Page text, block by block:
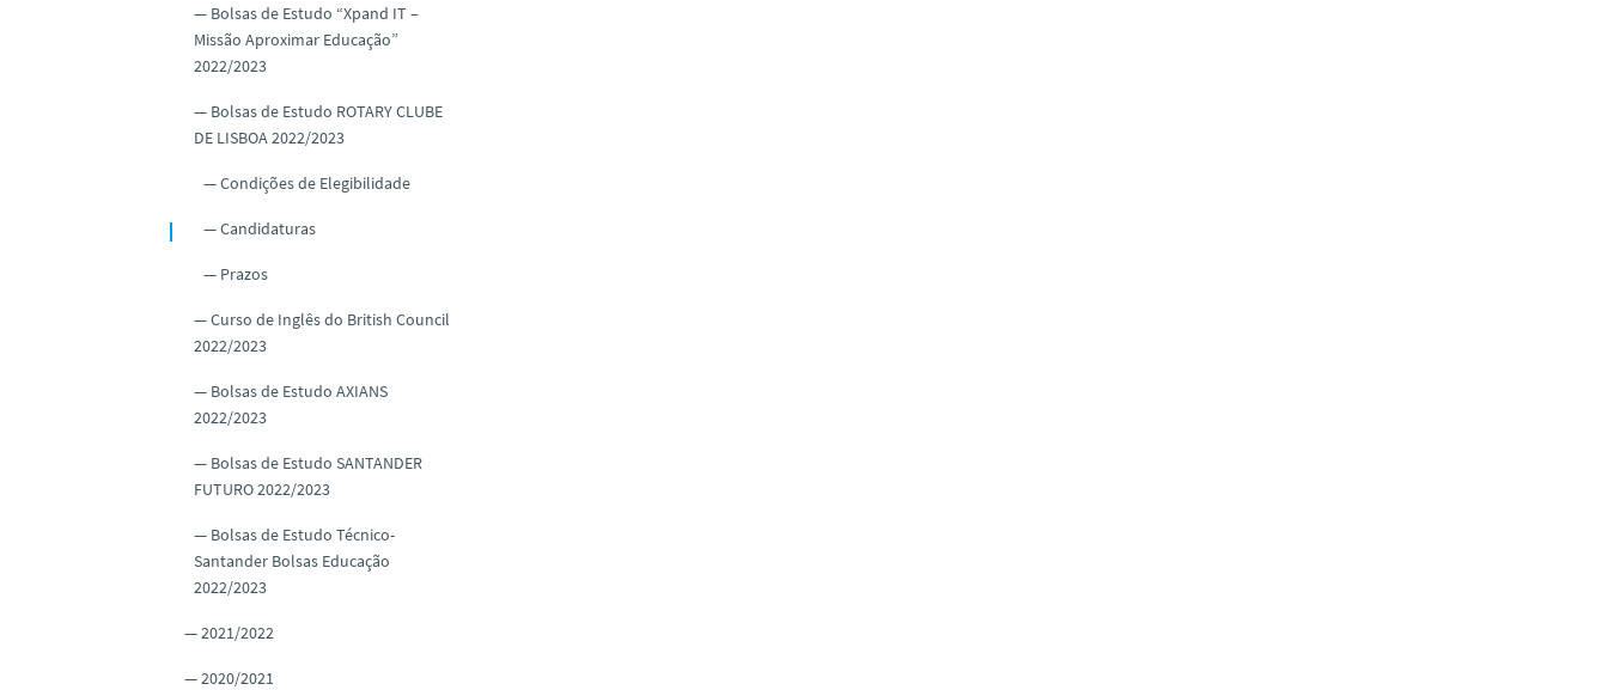
Bolsas de Estudo “Xpand IT –
Missão Aproximar Educação”
2022/2023
Bolsas de Estudo ROTARY CLUBE
DE LISBOA 2022/2023
Condições de Elegibilidade
Candidaturas
Prazos
Curso de Inglês do British Council
2022/2023
Bolsas de Estudo AXIANS
2022/2023
Bolsas de Estudo SANTANDER
FUTURO 2022/2023
Bolsas de Estudo Técnico-
Santander Bolsas Educação
2022/2023
2021/2022
2020/2021